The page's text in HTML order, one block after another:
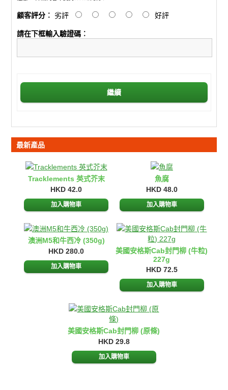
顧客評分︰ 劣評 好評
請在下框輸入驗證碼︰
繼續
最新產品
Tracklements 英式芥末
HKD 42.0
魚腐
HKD 48.0
澳洲M5和牛西冷 (350g)
HKD 280.0
美國安格斯Cab封門柳 (牛粒)
227g
HKD 72.5
美國安格斯Cab封門柳 (原條)
HKD 29.8